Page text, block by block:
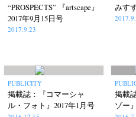
“PROSPECTS” 『artscape』
2017年9月15日号
2017.9.23
みす
PUBLICITY
掲載誌：『コマーシャ
ル・フォト』2017年1月号
掲載
ゾー